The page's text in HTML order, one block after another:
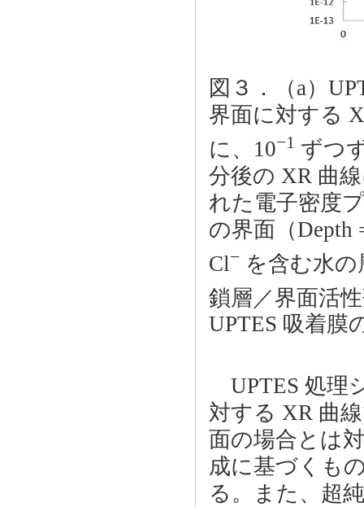
図３．（a）
界面に対する
に、10−1 ずつ
分後の XR 曲
れた電子密度
の界面（
Cl− を含む水
鎖層／界面活
UPTES 吸着膜
UPTES 処理
対する XR 曲
面の場合とは
成に基づくも
る。また、超